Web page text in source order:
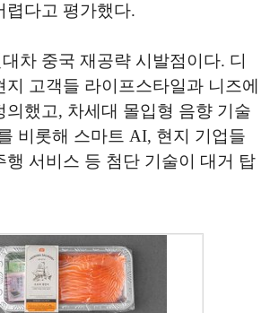
렵다고 평가했다.
차 중국 재공략 시발점이다. 디
지 고객들 라이프스타일과 니즈에
의했고, 차세대 몰입형 음향 기술
비롯해 스마트 AI, 현지 기업들
행 서비스 등 첨단 기술이 대거 탑